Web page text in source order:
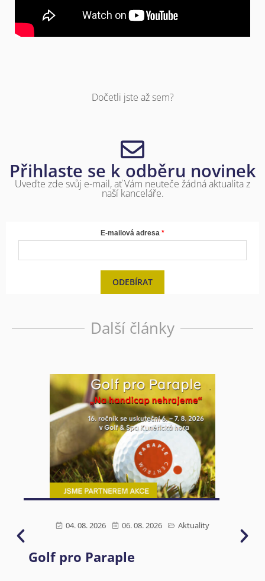
Dočetli jste až sem?
Přihlaste se k odběru novinek
Uveďte zde svůj e-mail, ať Vám neuteče žádná aktualita z
naší kanceláře.
E-mailová adresa
ODEBÍRAT
Další články
04. 08. 2026 06. 08. 2026 Aktuality
Golf pro Paraple